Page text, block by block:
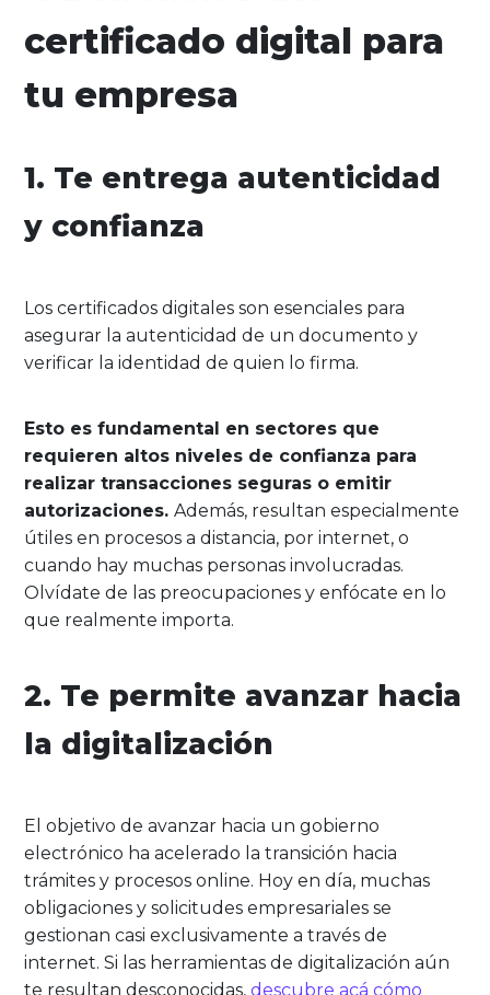
certificado digital para
tu empresa
1. Te entrega autenticidad
y confianza
Los certificados digitales son esenciales para
asegurar la autenticidad de un documento y
verificar la identidad de quien lo firma.
Esto es fundamental en sectores que
requieren altos niveles de confianza para
realizar transacciones seguras o emitir
autorizaciones.Además, resultan especialmente
útiles en procesos a distancia, por internet, o
cuando hay muchas personas involucradas.
Olvídate de las preocupaciones y enfócate en lo
que realmente importa.
2. Te permite avanzar hacia
la digitalización
El objetivo de avanzar hacia un gobierno
electrónico ha acelerado la transición hacia
trámites y procesos online. Hoy en día, muchas
obligaciones y solicitudes empresariales se
gestionan casi exclusivamente a través de
internet. Si las herramientas de digitalización aún
te resultan desconocidas,descubre acá cómo